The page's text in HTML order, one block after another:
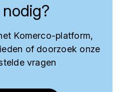
Komerco-platform,
of doorzoek onze
vragen